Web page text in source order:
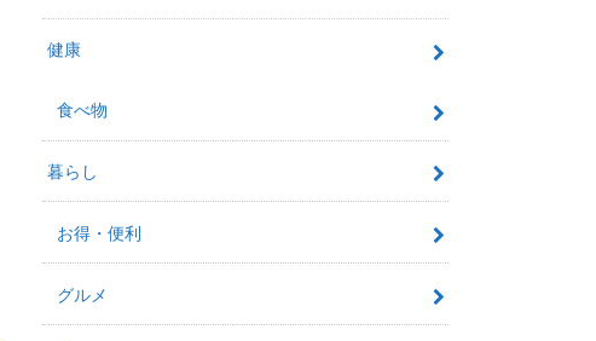
健康
食べ物
暮らし
お得・便利
グルメ